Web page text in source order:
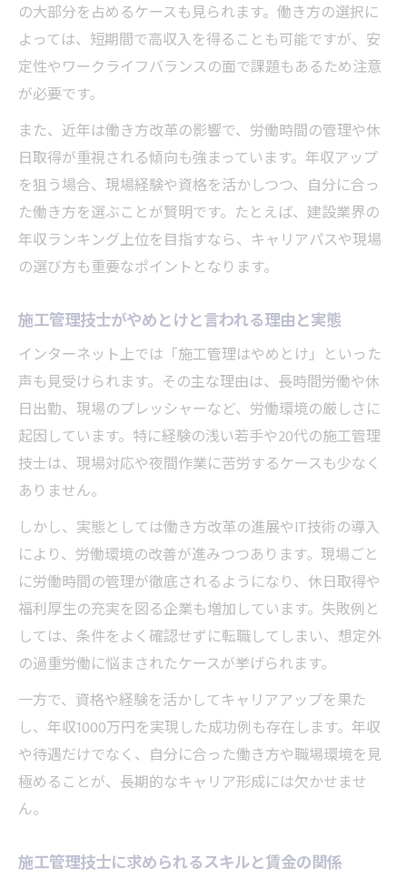
の大部分を占めるケースも見られます。働き方の選択に
よっては、短期間で高収入を得ることも可能ですが、安
定性やワークライフバランスの面で課題もあるため注意
が必要です。
また、近年は働き方改革の影響で、労働時間の管理や休
日取得が重視される傾向も強まっています。年収アップ
を狙う場合、現場経験や資格を活かしつつ、自分に合っ
た働き方を選ぶことが賢明です。たとえば、建設業界の
年収ランキング上位を目指すなら、キャリアパスや現場
の選び方も重要なポイントとなります。
施工管理技士がやめとけと言われる理由と実態
インターネット上では「施工管理はやめとけ」といった
声も見受けられます。その主な理由は、長時間労働や休
日出勤、現場のプレッシャーなど、労働環境の厳しさに
起因しています。特に経験の浅い若手や20代の施工管理
技士は、現場対応や夜間作業に苦労するケースも少なく
ありません。
しかし、実態としては働き方改革の進展やIT技術の導入
により、労働環境の改善が進みつつあります。現場ごと
に労働時間の管理が徹底されるようになり、休日取得や
福利厚生の充実を図る企業も増加しています。失敗例と
しては、条件をよく確認せずに転職してしまい、想定外
の過重労働に悩まされたケースが挙げられます。
一方で、資格や経験を活かしてキャリアアップを果た
し、年収1000万円を実現した成功例も存在します。年収
や待遇だけでなく、自分に合った働き方や職場環境を見
極めることが、長期的なキャリア形成には欠かせませ
ん。
施工管理技士に求められるスキルと賃金の関係